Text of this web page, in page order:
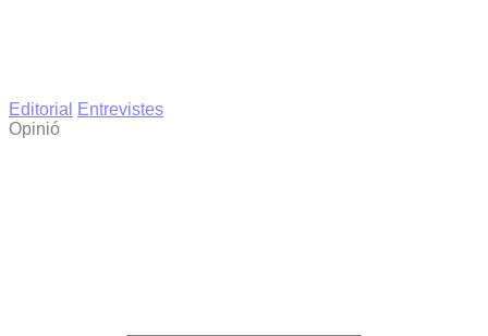
Editorial
Entrevistes
Opinió